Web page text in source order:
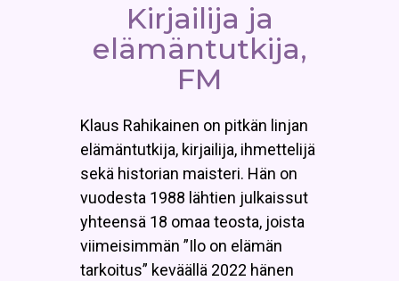
Kirjailija ja
elämäntutkija,
FM
Klaus Rahikainen on pitkän linjan
elämäntutkija, kirjailija, ihmettelijä
sekä historian maisteri. Hän on
vuodesta 1988 lähtien julkaissut
yhteensä 18 omaa teosta, joista
viimeisimmän ”Ilo on elämän
tarkoitus” keväällä 2022 hänen